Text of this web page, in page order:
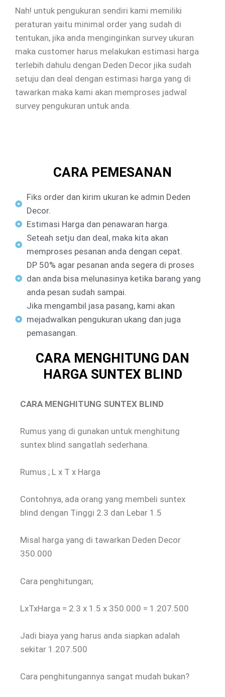
Nah! untuk pengukuran sendiri kami memiliki
peraturan yaitu minimal order yang sudah di
tentukan, jika anda menginginkan survey ukuran
maka customer harus melakukan estimasi harga
terlebih dahulu dengan Deden Decor jika sudah
setuju dan deal dengan estimasi harga yang di
tawarkan maka kami akan memproses jadwal
survey pengukuran untuk anda.
CARA PEMESANAN
Fiks order dan kirim ukuran ke admin Deden
Decor.
Estimasi Harga dan penawaran harga.
Seteah setju dan deal, maka kita akan
memproses pesanan anda dengan cepat.
DP 50% agar pesanan anda segera di proses
dan anda bisa melunasinya ketika barang yang
anda pesan sudah sampai.
Jika mengambil jasa pasang, kami akan
mejadwalkan pengukuran ukang dan juga
pemasangan.
CARA MENGHITUNG DAN
HARGA SUNTEX BLIND
CARA MENGHITUNG SUNTEX BLIND
Rumus yang di gunakan untuk menghitung
suntex blind sangatlah sederhana.
Rumus ; L x T x Harga
Contohnya, ada orang yang membeli suntex
blind dengan Tinggi 2.3 dan Lebar 1.5
Misal harga yang di tawarkan Deden Decor
350.000
Cara penghitungan;
LxTxHarga = 2.3 x 1.5 x 350.000 = 1.207.500
Jadi biaya yang harus anda siapkan adalah
sekitar 1.207.500
Cara penghitungannya sangat mudah bukan?